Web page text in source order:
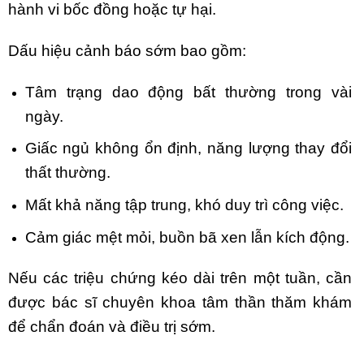
hành vi bốc đồng hoặc tự hại.
Dấu hiệu cảnh báo sớm bao gồm:
Tâm trạng dao động bất thường trong vài
ngày.
Giấc ngủ không ổn định, năng lượng thay đổi
thất thường.
Mất khả năng tập trung, khó duy trì công việc.
Cảm giác mệt mỏi, buồn bã xen lẫn kích động.
Nếu các triệu chứng kéo dài trên một tuần, cần
được bác sĩ chuyên khoa tâm thần thăm khám
để chẩn đoán và điều trị sớm.